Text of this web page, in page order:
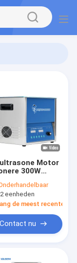
Motor
300W
2 eenheden
de meest recente
Contact nu